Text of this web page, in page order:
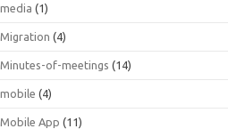
media (1)
Migration (4)
Minutes-of-meetings (14)
mobile (4)
Mobile App (11)